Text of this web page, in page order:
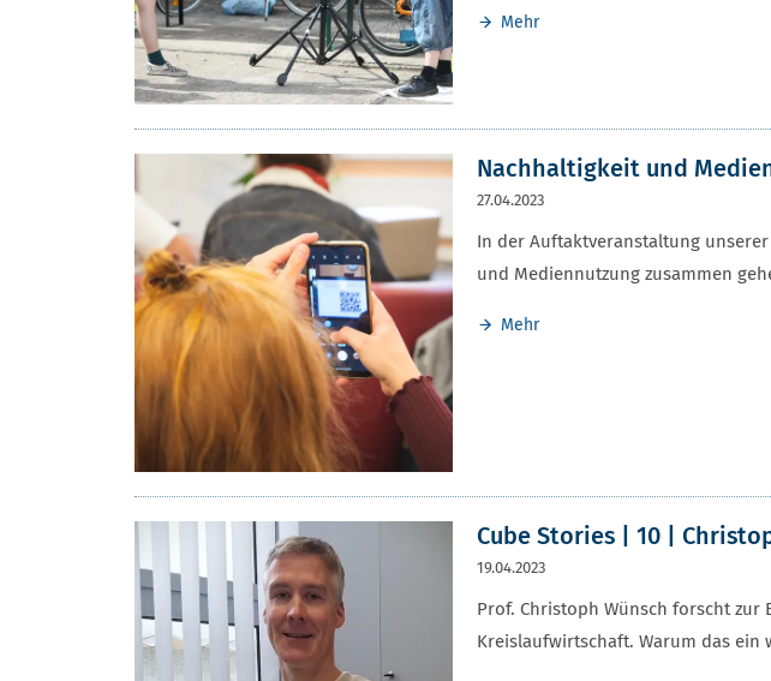
Mehr
Nachhaltigkeit und
27.04.2023
In der Auftaktveranstaltung
und Mediennutzung zusammen
Mehr
Cube Stories | 10 |
19.04.2023
Prof. Christoph Wünsch forscht
Kreislaufwirtschaft. Warum das ein